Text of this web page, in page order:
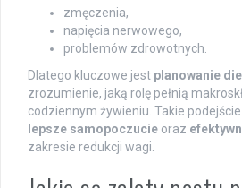
zmęczenia,
napięcia nerwowego,
problemów zdrowotnych.
Dlatego kluczowe jest planowanie
zrozumienie, jaką rolę pełnią
codziennym żywieniu. Takie podejście
lepsze samopoczucie oraz
zakresie redukcji wagi.